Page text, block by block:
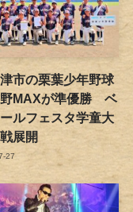
市の栗葉少年野球
MAXが準優勝 ベ
ルフェスタ学童大
展開
27